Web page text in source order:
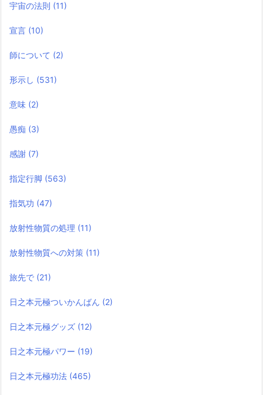
宇宙の法則 (11)
宣言 (10)
師について (2)
形示し (531)
意味 (2)
愚痴 (3)
感謝 (7)
指定行脚 (563)
指気功 (47)
放射性物質の処理 (11)
放射性物質への対策 (11)
旅先で (21)
日之本元極ついかんばん (2)
日之本元極グッズ (12)
日之本元極パワー (19)
日之本元極功法 (465)